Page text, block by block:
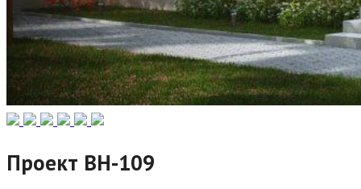
Проект ВН-109